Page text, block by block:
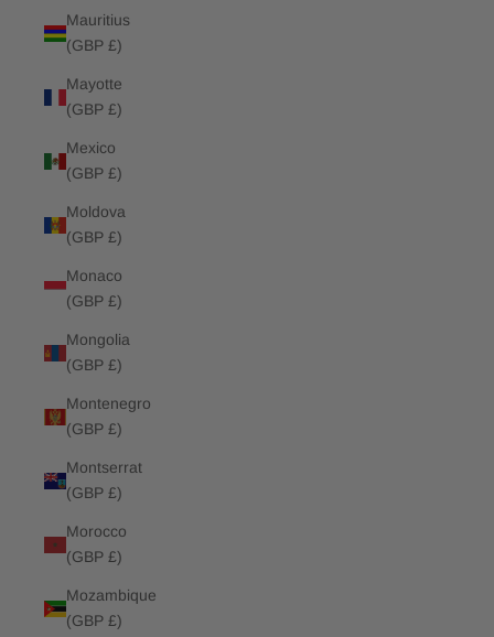
Mauritius
(GBP £)
Mayotte
(GBP £)
Mexico
(GBP £)
Moldova
(GBP £)
Monaco
(GBP £)
Mongolia
(GBP £)
Montenegro
(GBP £)
Montserrat
(GBP £)
Morocco
(GBP £)
Mozambique
(GBP £)